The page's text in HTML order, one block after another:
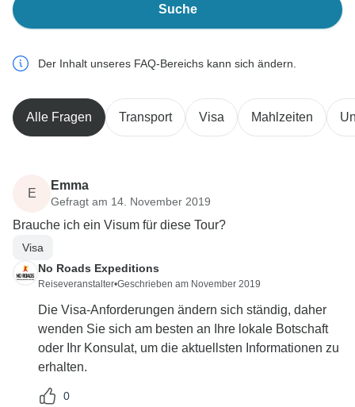
Suche
Der Inhalt unseres FAQ-Bereichs kann sich ändern.
Alle Fragen Transport Visa Mahlzeiten
E
Emma
Gefragt am 14. November 2019
Brauche ich ein Visum für diese Tour?
Visa
No Roads Expeditions
Reiseveranstalter•Geschrieben am November 2019
Die Visa-Anforderungen ändern sich ständig, daher
wenden Sie sich am besten an Ihre lokale Botschaft
oder Ihr Konsulat, um die aktuellsten Informationen zu
erhalten.
0